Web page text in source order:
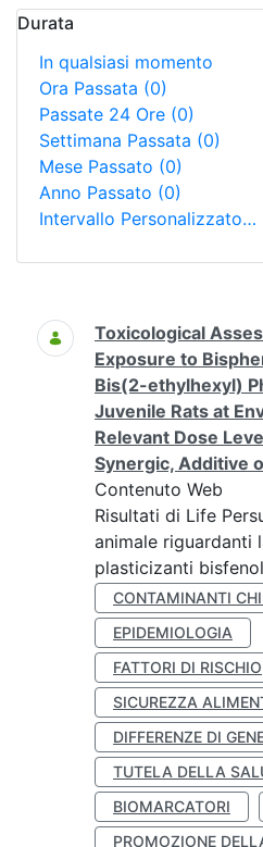
Durata
In qualsiasi momento
Ora Passata (0)
Passate 24 Ore (0)
Settimana Passata (0)
Mese Passato (0)
Anno Passato (0)
Intervallo Personalizzato…
Ricerca
Toxicological
Exposure to
Bis(2-ethylhexyl)
Juvenile Rats at
Relevant Dose
Synergic, Additive
Contenuto Web
Risultati di Life
animale riguardanti
plasticizanti
CONTAMINANTI
EPIDEMIOLOGIA
FATTORI DI RISCHIO
SICUREZZA
DIFFERENZE DI
TUTELA DELLA
BIOMARCATORI
PROMOZIONE